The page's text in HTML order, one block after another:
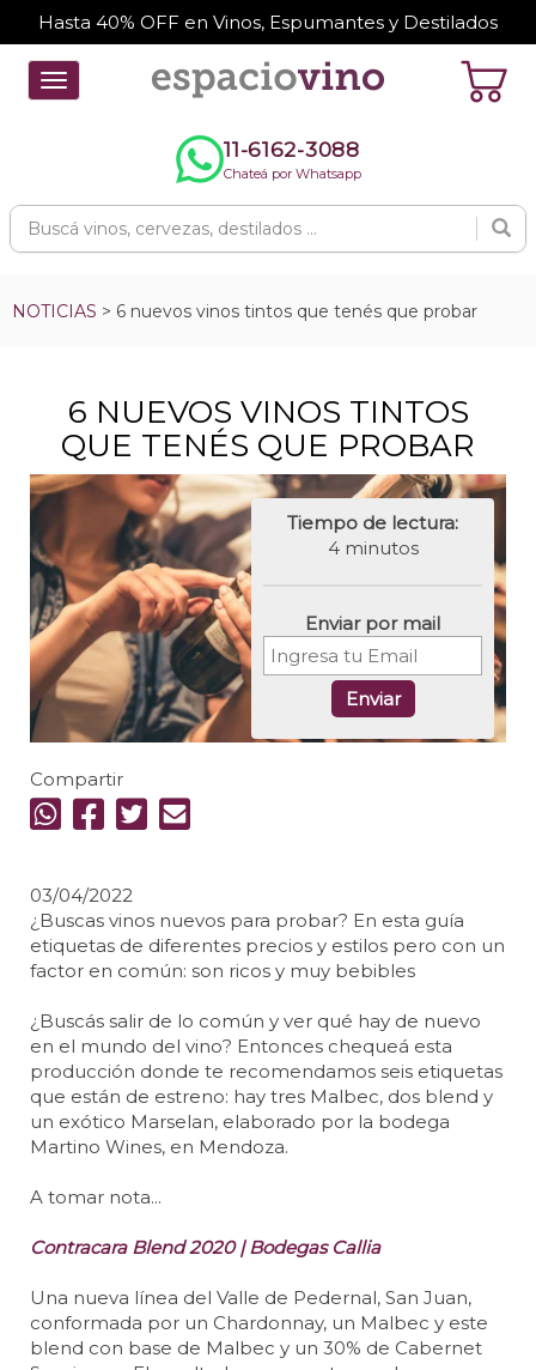
Hasta 40% OFF en Vinos, Espumantes y Destilados
Toggle
navigation
11-6162-3088
Chateá por Whatsapp
NOTICIAS > 6 nuevos vinos tintos que tenés que probar
6 NUEVOS VINOS TINTOS
QUE TENÉS QUE PROBAR
Tiempo de lectura:
4 minutos
Enviar por mail
Enviar
Compartir
03/04/2022
¿Buscas vinos nuevos para probar? En esta guía
etiquetas de diferentes precios y estilos pero con un
factor en común: son ricos y muy bebibles
¿Buscás salir de lo común y ver qué hay de nuevo
en el mundo del vino? Entonces chequeá esta
producción donde te recomendamos seis etiquetas
que están de estreno: hay tres Malbec, dos blend y
un exótico Marselan, elaborado por la bodega
Martino Wines, en Mendoza.
A tomar nota...
Contracara Blend 2020 | Bodegas Callia
Una nueva línea del Valle de Pedernal, San Juan,
conformada por un Chardonnay, un Malbec y este
blend con base de Malbec y un 30% de Cabernet